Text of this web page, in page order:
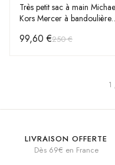
Très petit sac à main
Kors Mercer à bandoulière
Safiano
99,60 €250 €
1
LIVRAISON OFFERTE
Dès 69€ en France